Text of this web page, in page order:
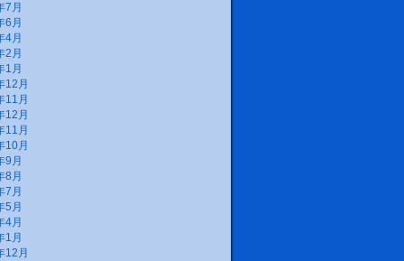
7月
6月
4月
2月
1月
12月
11月
12月
11月
10月
9月
8月
7月
5月
4月
1月
12月